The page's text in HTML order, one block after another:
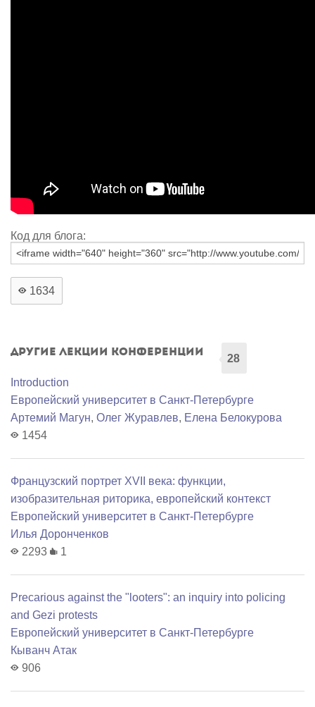
Код для блога:
1634
Другие лекции конференции
28
Introduction
Европейский университет в Санкт-Петербурге
Артемий Магун, Олег Журавлев, Елена Белокурова
1454
Французский портрет XVII века: функции,
изобразительная риторика, европейский контекст
Европейский университет в Санкт-Петербурге
Илья Доронченков
2293
1
Precarious against the "looters": an inquiry into policing
and Gezi protests
Европейский университет в Санкт-Петербурге
Кыванч Атак
906